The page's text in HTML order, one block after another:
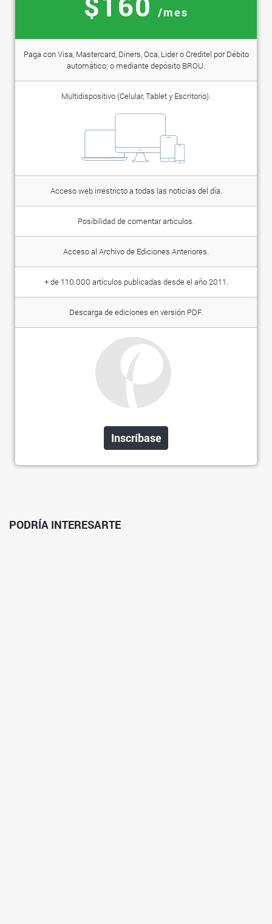
/mes
Paga con Visa, Mastercard, Diners, Oca, Lider o Creditel por Débito
automático; o mediante depósito BROU.
Multidispositivo (Celular, Tablet y Escritorio).
Acceso web irrestricto a todas las noticias del día.
Posibilidad de comentar artículos.
Acceso al Archivo de Ediciones Anteriores.
+ de 110.000 artículos publicadas desde el año 2011.
Descarga de ediciones en versión PDF.
Inscríbase
PODRÍA INTERESARTE